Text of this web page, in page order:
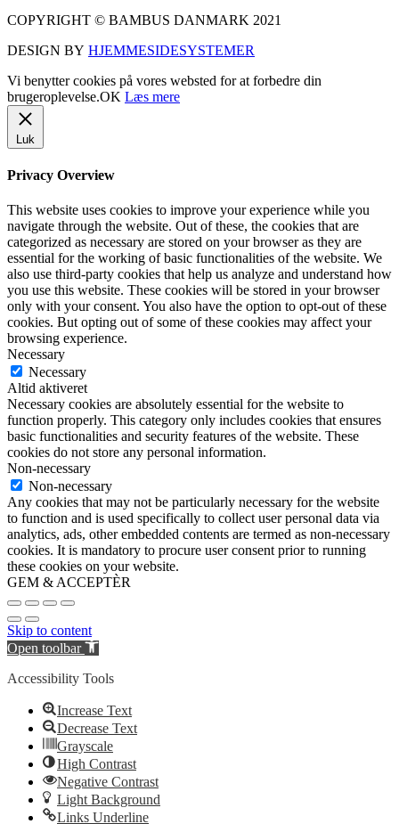
COPYRIGHT © BAMBUS DANMARK 2021
DESIGN BY HJEMMESIDESYSTEMER
Vi benytter cookies på vores websted for at forbedre din
brugeroplevelse.OK Læs mere
Luk
Privacy Overview
This website uses cookies to improve your experience while you
navigate through the website. Out of these, the cookies that are
categorized as necessary are stored on your browser as they are
essential for the working of basic functionalities of the website. We
also use third-party cookies that help us analyze and understand how
you use this website. These cookies will be stored in your browser
only with your consent. You also have the option to opt-out of these
cookies. But opting out of some of these cookies may affect your
browsing experience.
Necessary
Necessary
Altid aktiveret
Necessary cookies are absolutely essential for the website to
function properly. This category only includes cookies that ensures
basic functionalities and security features of the website. These
cookies do not store any personal information.
Non-necessary
Non-necessary
Any cookies that may not be particularly necessary for the website
to function and is used specifically to collect user personal data via
analytics, ads, other embedded contents are termed as non-necessary
cookies. It is mandatory to procure user consent prior to running
these cookies on your website.
GEM & ACCEPTÈR
Skip to content
Open toolbar
Accessibility Tools
Increase Text
Decrease Text
Grayscale
High Contrast
Negative Contrast
Light Background
Links Underline